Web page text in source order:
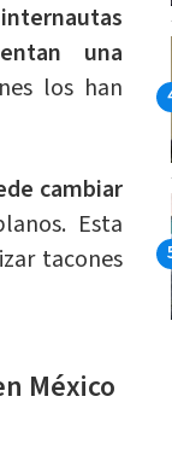
una
los han
cambiar
Esta
tacones
México